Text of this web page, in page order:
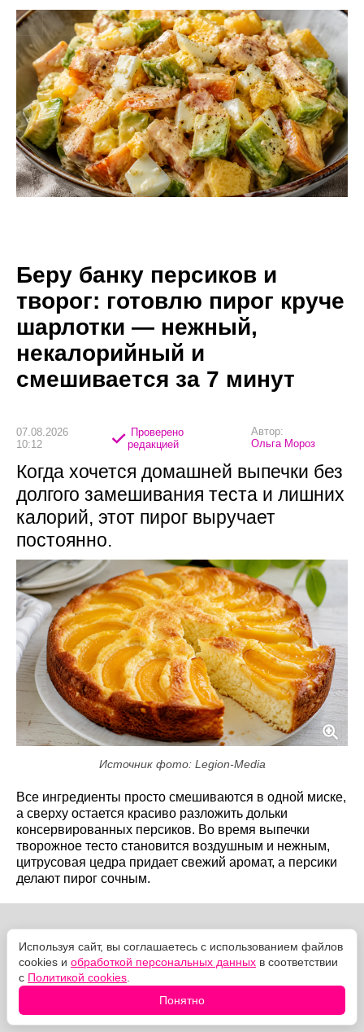
Беру банку персиков и
творог: готовлю пирог круче
шарлотки — нежный,
некалорийный и
смешивается за 7 минут
07.08.2026
10:12
Проверено
редакцией
Автор:
Ольга Мороз
Когда хочется домашней выпечки без
долгого замешивания теста и лишних
калорий, этот пирог выручает
постоянно.
Источник фото: Legion-Media
Все ингредиенты просто смешиваются в одной миске,
а сверху остается красиво разложить дольки
консервированных персиков. Во время выпечки
творожное тесто становится воздушным и нежным,
цитрусовая цедра придает свежий аромат, а персики
делают пирог сочным.
Используя сайт, вы соглашаетесь с использованием файлов
cookies и обработкой персональных данных в соответствии
с Политикой cookies
Понятно